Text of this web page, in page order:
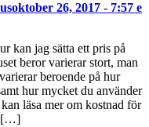
oktober 26, 2017 - 7:57 e
kan jag sätta ett pris på
beror varierar stort, man
beroende på hur
hur mycket du använder
läsa mer om kostnad för
[…]